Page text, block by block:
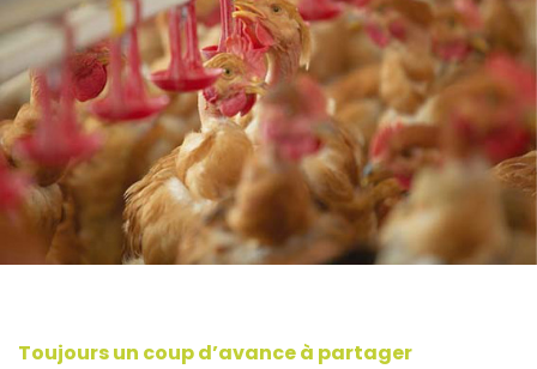
Toujours un coup d’avance à partager